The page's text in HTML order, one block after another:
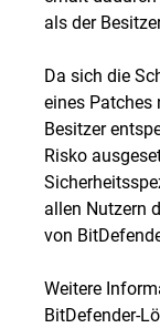
als der
Da sich die
eines Patches
Besitzer
Risko
allen Nutzern
von
Weitere
BitDefender-